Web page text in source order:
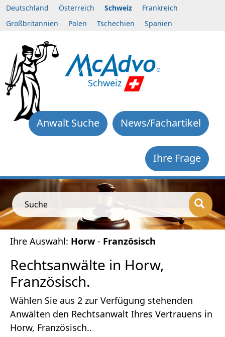
Deutschland Österreich Schweiz
Frankreich
Großbritannien
Polen Tschechien Spanien
Schweiz
News/Fachartikel
Anwalt Suche
Ihre Frage
Suche
Ihre Auswahl: Horw- Französisch
Rechtsanwälte in Horw,
Französisch.
Wählen Sie aus 2 zur Verfügung stehenden
Anwälten den Rechtsanwalt Ihres Vertrauens in
Horw, Französisch..